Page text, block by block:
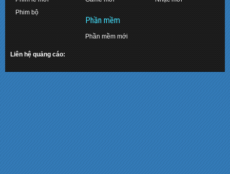
Phim bộ
Phần mềm
Phần mềm mới
Liên hệ quảng cáo: